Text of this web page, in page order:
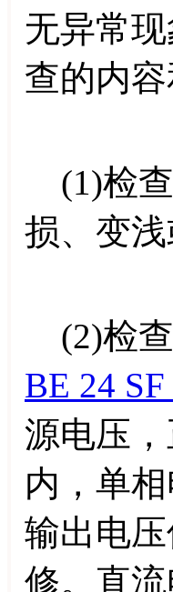
无异常
查的内
(1)检查
损、变
(2)检查
BE 24
源电压
内，单
输出电
修。直